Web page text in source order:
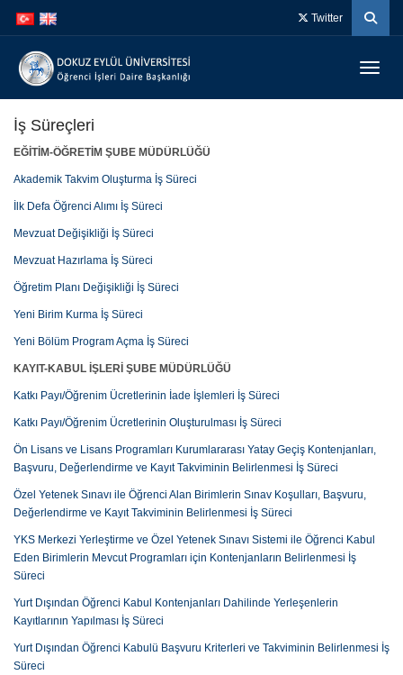
atla
atla
Twitter
İş Süreçleri
EĞİTİM-ÖĞRETİM ŞUBE MÜDÜRLÜĞÜ
Akademik Takvim Oluşturma İş Süreci
İlk Defa Öğrenci Alımı İş Süreci
Mevzuat Değişikliği İş Süreci
Mevzuat Hazırlama İş Süreci
Öğretim Planı Değişikliği İş Süreci
Yeni Birim Kurma İş Süreci
Yeni Bölüm Program Açma İş Süreci
KAYIT-KABUL İŞLERİ ŞUBE MÜDÜRLÜĞÜ
Katkı Payı/Öğrenim Ücretlerinin İade İşlemleri İş Süreci
Katkı Payı/Öğrenim Ücretlerinin Oluşturulması İş Süreci
Ön Lisans ve Lisans Programları Kurumlararası Yatay Geçiş Kontenjanları,
Başvuru, Değerlendirme ve Kayıt Takviminin Belirlenmesi İş Süreci
Özel Yetenek Sınavı ile Öğrenci Alan Birimlerin Sınav Koşulları, Başvuru,
Değerlendirme ve Kayıt Takviminin Belirlenmesi İş Süreci
YKS Merkezi Yerleştirme ve Özel Yetenek Sınavı Sistemi ile Öğrenci Kabul
Eden Birimlerin Mevcut Programları için Kontenjanların Belirlenmesi İş
Süreci
Yurt Dışından Öğrenci Kabul Kontenjanları Dahilinde Yerleşenlerin
Kayıtlarının Yapılması İş Süreci
Yurt Dışından Öğrenci Kabulü Başvuru Kriterleri ve Takviminin Belirlenmesi İş
Süreci